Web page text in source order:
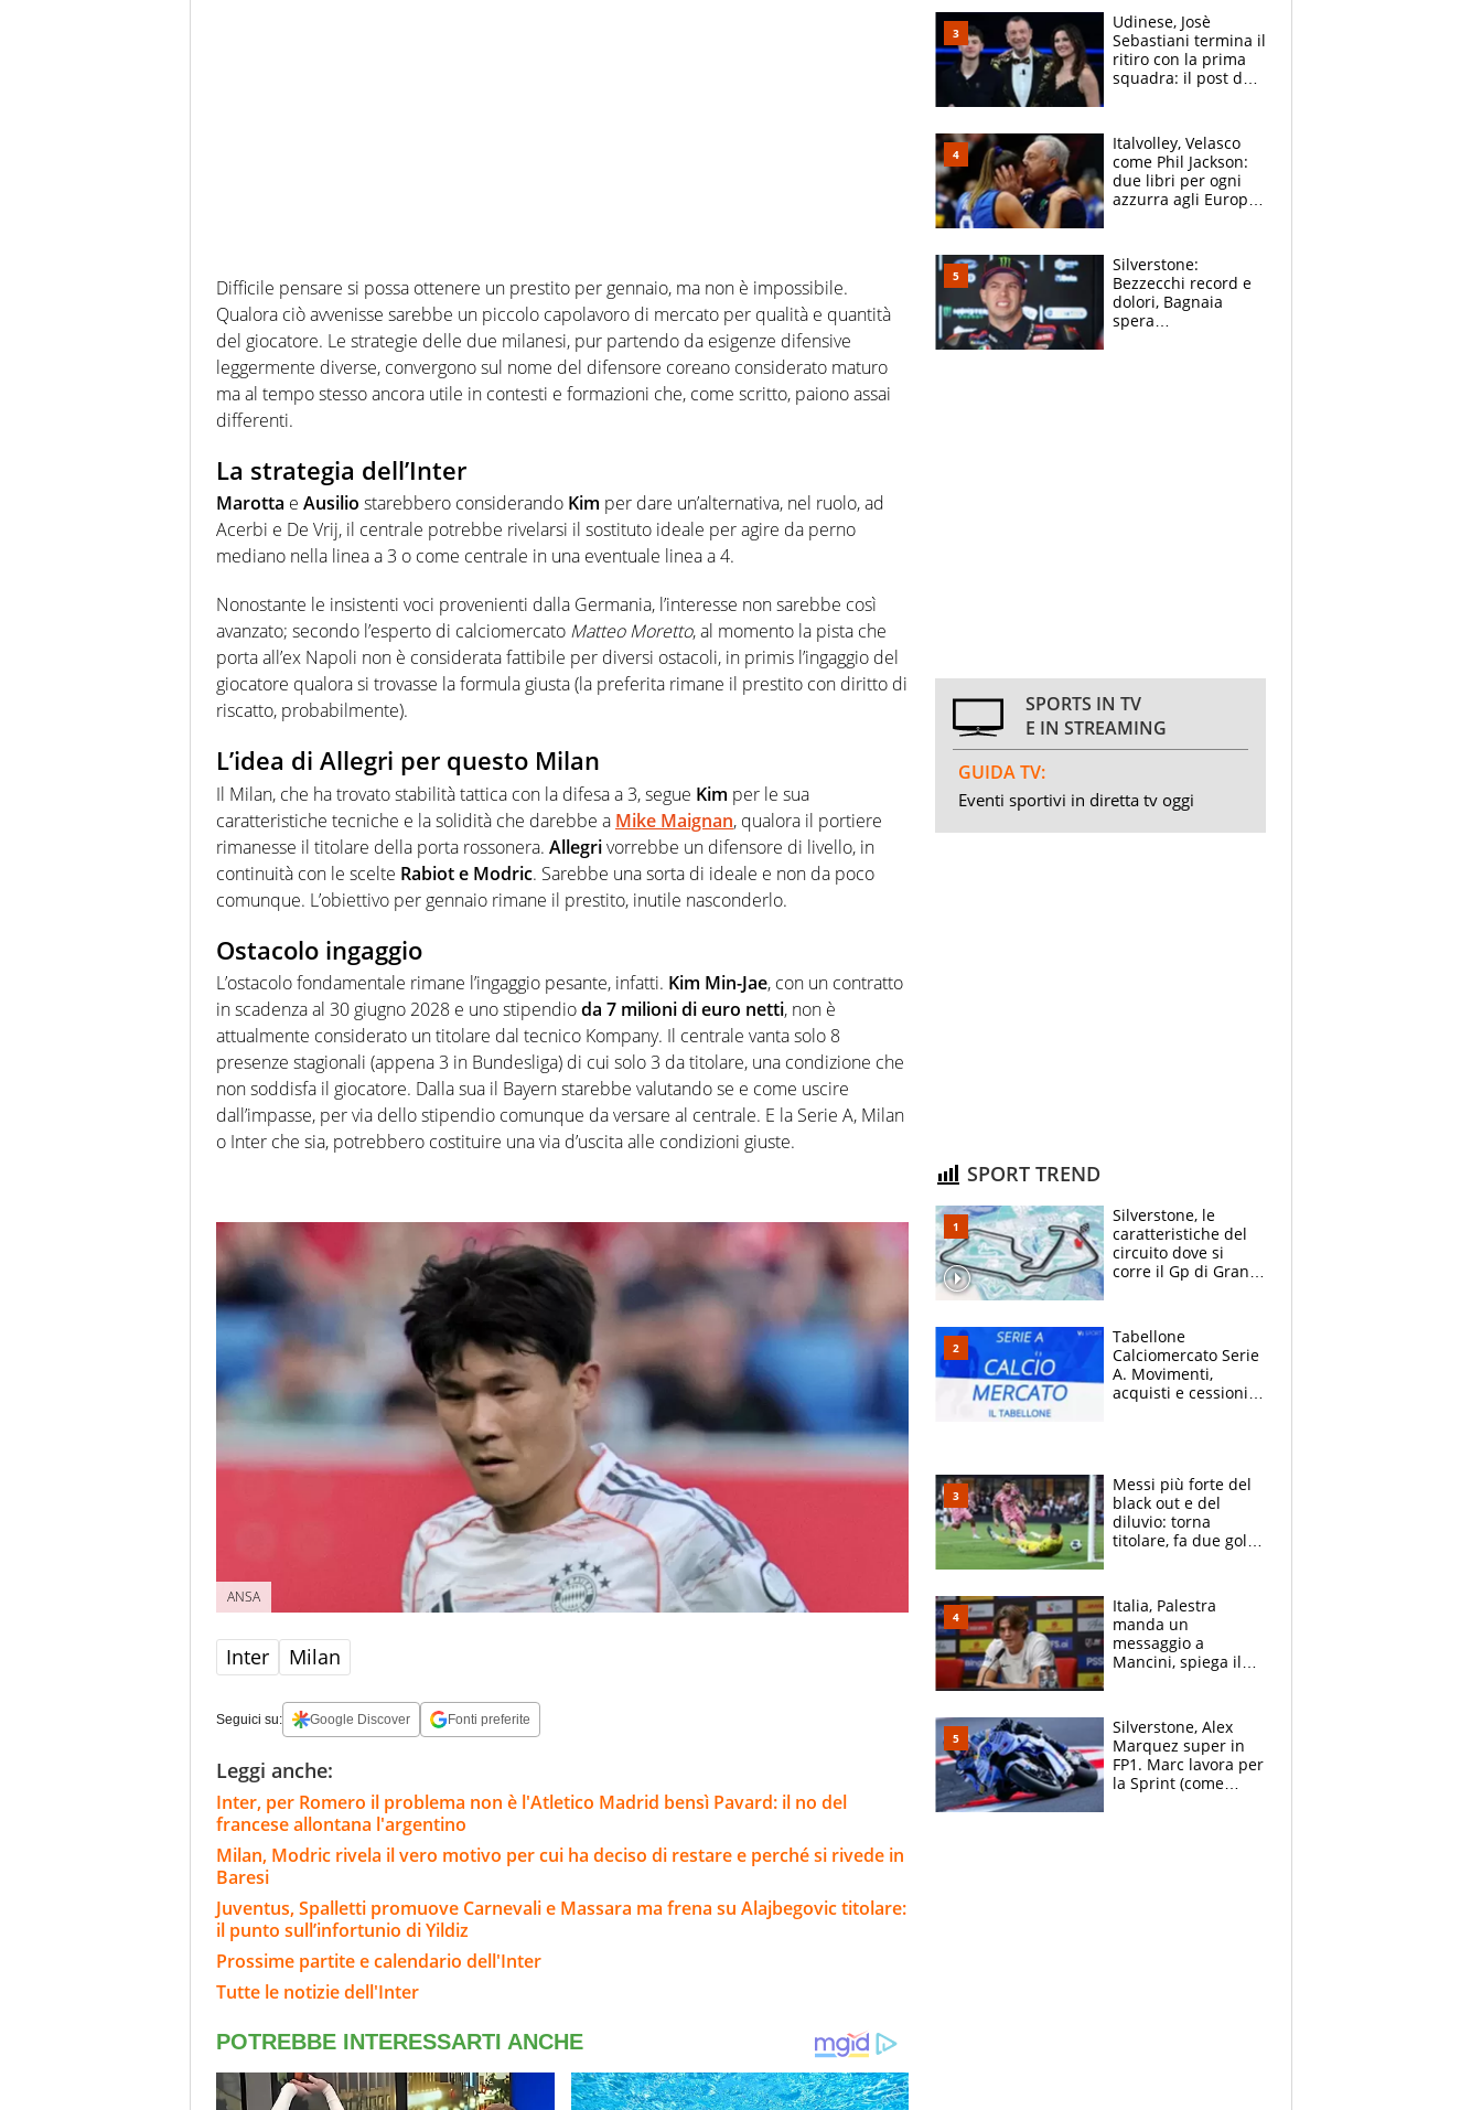
Difficile pensare si possa ottenere un prestito per gennaio, ma non è impossibile.
Qualora ciò avvenisse sarebbe un piccolo capolavoro di mercato per qualità e quantità
del giocatore. Le strategie delle due milanesi, pur partendo da esigenze difensive
leggermente diverse, convergono sul nome del difensore coreano considerato maturo
ma al tempo stesso ancora utile in contesti e formazioni che, come scritto, paiono assai
differenti.
La strategia dell’Inter
Marotta e Ausilio starebbero considerando Kim per dare un’alternativa, nel ruolo, ad
Acerbi e De Vrij, il centrale potrebbe rivelarsi il sostituto ideale per agire da perno
mediano nella linea a 3 o come centrale in una eventuale linea a 4.
Nonostante le insistenti voci provenienti dalla Germania, l’interesse non sarebbe così
avanzato; secondo l’esperto di calciomercato Matteo Moretto, al momento la pista che
porta all’ex Napoli non è considerata fattibile per diversi ostacoli, in primis l’ingaggio del
giocatore qualora si trovasse la formula giusta (la preferita rimane il prestito con diritto di
riscatto, probabilmente).
L’idea di Allegri per questo Milan
Il Milan, che ha trovato stabilità tattica con la difesa a 3, segue Kim per le sua
caratteristiche tecniche e la solidità che darebbe a Mike Maignan, qualora il portiere
rimanesse il titolare della porta rossonera. Allegrivorrebbe un difensore di livello, in
continuità con le scelte Rabiot e Modric. Sarebbe una sorta di ideale e non da poco
comunque. L’obiettivo per gennaio rimane il prestito, inutile nasconderlo.
Ostacolo ingaggio
L’ostacolo fondamentale rimane l’ingaggio pesante, infatti. Kim Min-Jae, con un contratto
in scadenza al 30 giugno 2028 e uno stipendioda 7 milioni di euro netti, non è
attualmente considerato un titolare dal tecnico Kompany. Il centrale vanta solo 8
presenze stagionali (appena 3 in Bundesliga) di cui solo 3 da titolare, una condizione che
non soddisfa il giocatore. Dalla sua il Bayern starebbe valutando se e come uscire
dall’impasse, per via dello stipendio comunque da versare al centrale. E la Serie A, Milan
o Inter che sia, potrebbero costituire una via d’uscita alle condizioni giuste.
ANSA
Inter Milan
Seguici su: Google Discover Fonti preferite
Leggi anche:
Inter, per Romero il problema non è l'Atletico Madrid bensì Pavard: il no del
francese allontana l'argentino
Milan, Modric rivela il vero motivo per cui ha deciso di restare e perché si rivede in
Baresi
Juventus, Spalletti promuove Carnevali e Massara ma frena su Alajbegovic titolare:
il punto sull’infortunio di Yildiz
Prossime partite e calendario dell'Inter
Tutte le notizie dell'Inter
McLaren siano
meglio?”
Udinese, Josè
Sebastiani termina il
ritiro con la prima
squadra: il post del
sfondo
Italvolley, Velasco
come Phil Jackson:
due libri per ogni
azzurra agli Europei.
Silverstone:
Bezzecchi record e
dolori, Bagnaia
spera
SPORTS IN TV
E IN STREAMING
GUIDA TV:
Eventi sportivi in diretta tv oggi
SPORT TREND
Silverstone, le
caratteristiche del
circuito dove si
corre il Gp di Gran
Tabellone
Calciomercato Serie
A. Movimenti,
acquisti e cessioni:
Messi più forte del
black out e del
diluvio: torna
titolare, fa due gol e
che ritiro
Italia, Palestra
manda un
messaggio a
Mancini, spiega il
l'alleanza con
Donnarumma
Silverstone, Alex
Marquez super in
FP1. Marc lavora per
la Sprint (come